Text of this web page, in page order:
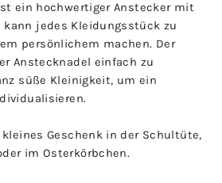
ein hochwertiger Anstecker mit
kann jedes Kleidungsstück zu
persönlichem machen. Der
Anstecknadel einfach zu
süße Kleinigkeit, um ein
Geschenk in der Schultüte,
im Osterkörbchen.